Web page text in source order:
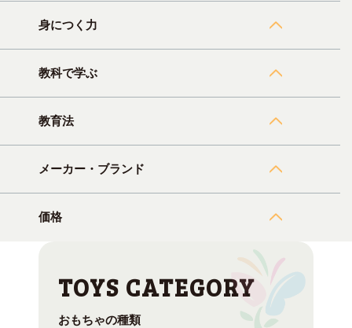
身につく力
教科で学ぶ
教育法
メーカー・ブランド
価格
おもちゃの種類